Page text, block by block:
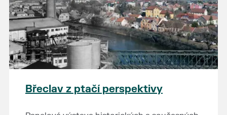
Břeclav z ptačí perspektivy